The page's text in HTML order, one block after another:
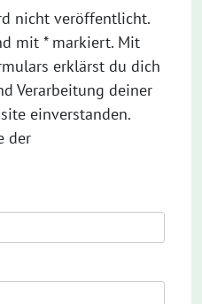
nicht veröffentlicht.
mit * markiert. Mit
erklärst du dich
Verarbeitung deiner
einverstanden.
der